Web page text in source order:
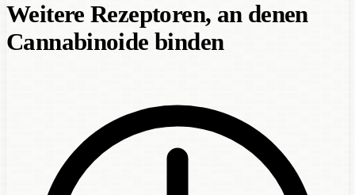
Weitere Rezeptoren, an denen
Cannabinoide binden